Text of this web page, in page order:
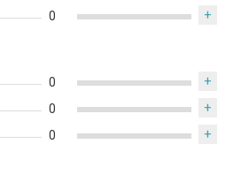
0 +
0 +
0 +
0 +